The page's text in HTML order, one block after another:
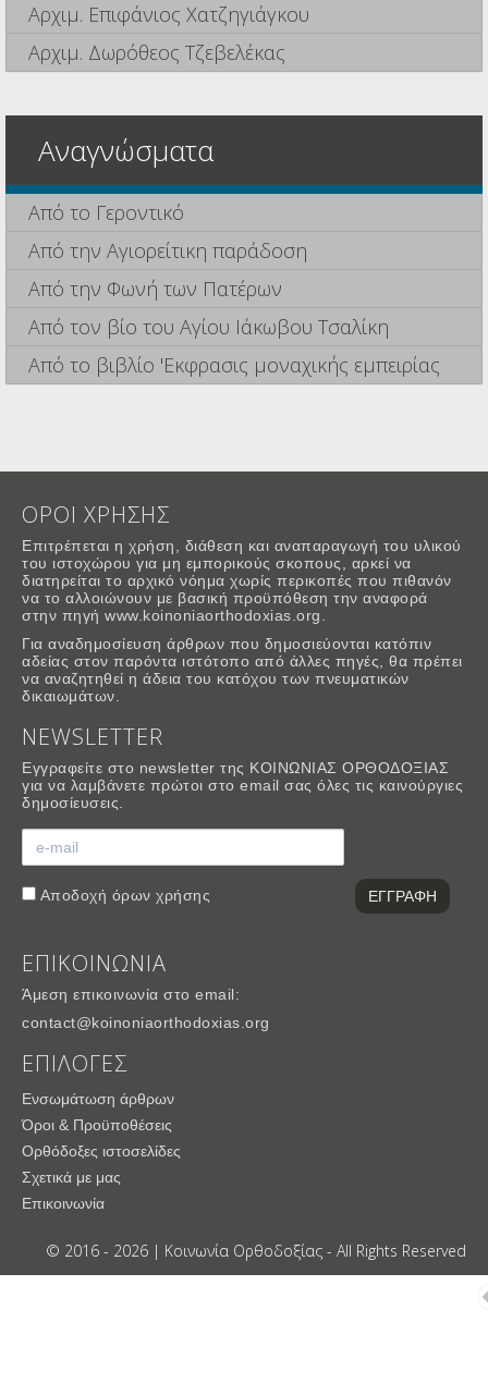
Αρχιμ. Επιφάνιος Χατζηγιάγκου
Αρχιμ. Δωρόθεος Τζεβελέκας
Αναγνώσματα
Από το Γεροντικό
Από την Αγιορείτικη παράδοση
Από την Φωνή των Πατέρων
Από τον βίο του Αγίου Ιάκωβου Τσαλίκη
Από το βιβλίο 'Εκφρασις μοναχικής εμπειρίας
ΟΡΟΙ ΧΡΗΣΗΣ
Επιτρέπεται η χρήση, διάθεση και αναπαραγωγή του υλικού
του ιστοχώρου για μη εμπορικούς σκοπους, αρκεί να
διατηρείται το αρχικό νόημα χωρίς περικοπές που πιθανόν
να το αλλοιώνουν με βασική προϋπόθεση την αναφορά
στην πηγή www.koinoniaorthodoxias.org.
Για αναδημοσίευση άρθρων που δημοσιεύονται κατόπιν
αδείας στον παρόντα ιστότοπο από άλλες πηγές, θα πρέπει
να αναζητηθεί η άδεια του κατόχου των πνευματικών
δικαιωμάτων.
NEWSLETTER
Εγγραφείτε στο newsletter της ΚΟΙΝΩΝΙΑΣ ΟΡΘΟΔΟΞΙΑΣ
για να λαμβάνετε πρώτοι στο email σας όλες τις καινούργιες
δημοσίευσεις.
Αποδοχή όρων χρήσης
ΕΠΙΚΟΙΝΩΝΙΑ
Άμεση επικοινωνία στο email:
contact@koinoniaorthodoxias.org
ΕΠΙΛΟΓΕΣ
Ενσωμάτωση άρθρων
Όροι & Προϋποθέσεις
Ορθόδοξες ιστοσελίδες
Σχετικά με μας
Επικοινωνία
© 2016 - 2026 | Κοινωνία Ορθοδοξίας - All Rights Reserved